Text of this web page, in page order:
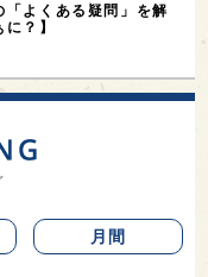
「よくある疑問」を解
？】
月間